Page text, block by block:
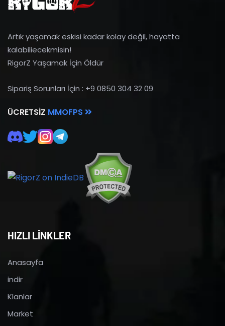
Artık yaşamak eskisi kadar kolay değil, hayatta
kalabiliecekmisin!
RigorZ Yaşamak İçin Öldür
Sipariş Sorunları İçin : +9 0850 304 32 09
ÜCRETSIZ MMOFPS
HIZLI LİNKLER
Anasayfa
indir
Klanlar
Market